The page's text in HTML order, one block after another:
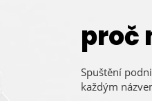
proč
Spuštění
každým